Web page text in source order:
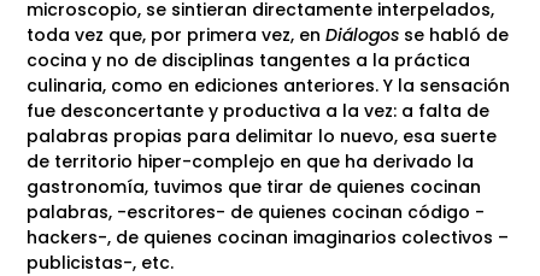
microscopio, se sintieran directamente interpelados,
toda vez que, por primera vez, enDiálogos se habló de
cocina y no de disciplinas tangentes a la práctica
culinaria, como en ediciones anteriores. Y la sensación
fue desconcertante y productiva a la vez: a falta de
palabras propias para delimitar lo nuevo, esa suerte
de territorio hiper-complejo en que ha derivado la
gastronomía, tuvimos que tirar de quienes cocinan
palabras, -escritores- de quienes cocinan código -
hackers-, de quienes cocinan imaginarios colectivos –
publicistas-, etc.